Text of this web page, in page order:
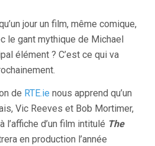
jour un film, même comique,
le gant mythique de Michael
élément ? C’est ce qui va
de RTE.ie nous apprend qu’un
Vic Reeves et Bob Mortimer,
l’affiche d’un film intitulé The
en production l’année